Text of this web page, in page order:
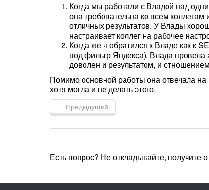
Когда мы работали с Владой над
она требовательна ко всем коллегам
отличных результатов. У Влады
настраивает коллег на рабочее
Когда же я обратился к Владе как к
под фильтр Яндекса). Влада провела
доволен и результатом, и
Помимо основной работы она отвечала
хотя могла и не делать этого.
Предыдущий
Есть вопрос? Не откладывайте, получите